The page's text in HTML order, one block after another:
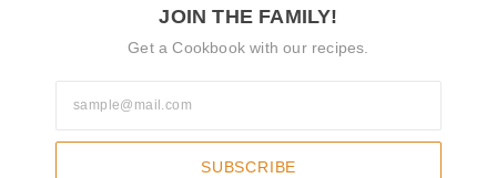
JOIN THE FAMILY!
Get a Cookbook with our recipes.
SUBSCRIBE